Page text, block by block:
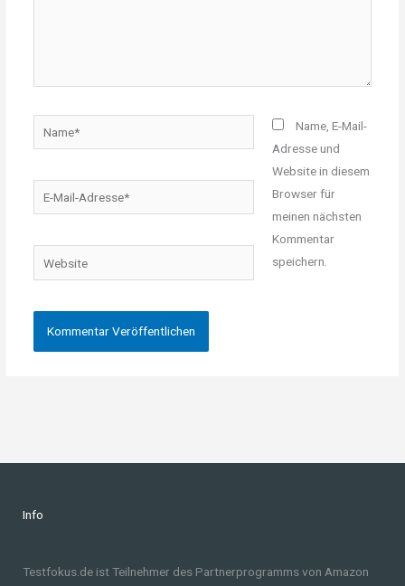
Mail-
Website
Name, E-Mail-
Adresse und
Website in diesem
Browser für
meinen nächsten
Kommentar
speichern.
Info
Testfokus.de ist Teilnehmer des Partnerprogramms von Amazon